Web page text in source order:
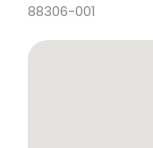
88306-001